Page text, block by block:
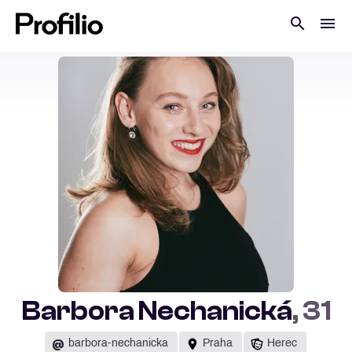
Barbora Nechanická, 31
@ barbora-nechanicka Praha Herec